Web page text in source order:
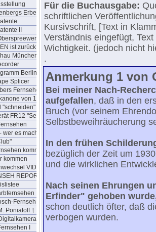
Erbe
II
ist zurück
München
Berlin
Splicer
Fernsehen
von 1936
"schneiden"
FR12 "Senior"
es macht
kommt
kommen
VIDEO
REPORT
Fernseh
Poniatoff †
I
Für die Buchausgabe:
schriftlichen
Kursivschrift, [Text in
Verständnis eingefügt,
Wichtigkeit. (jedoch nicht
.
Anmerkung 1 von
Bei meiner Nach-
aufgefallen, daß in den
Bruch (vor seinem
Selbstbeweihräucherung
In den frühen
bezüglich der Zeit um
und die wirklichen
Nach seinen Ehrungen
Erfinder" gehoben
schon deutlich öfter, daß
verbogen wurden.